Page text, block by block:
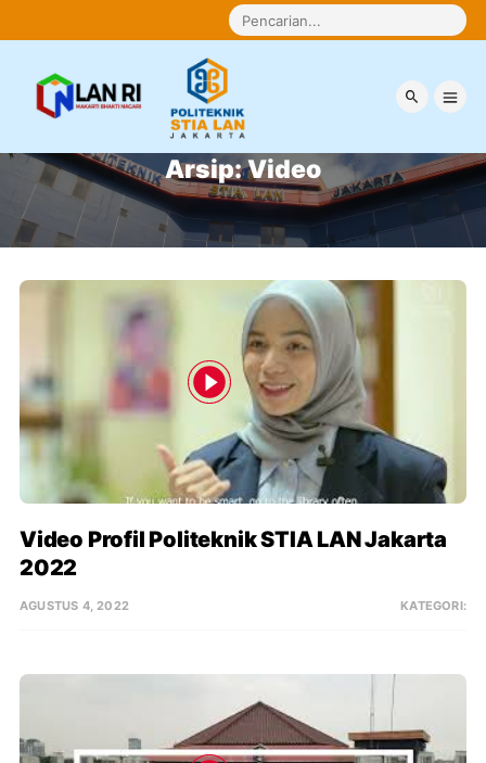
Arsip:Video
Video Profil Politeknik STIA LAN Jakarta
2022
AGUSTUS 4, 2022 KATEGORI: